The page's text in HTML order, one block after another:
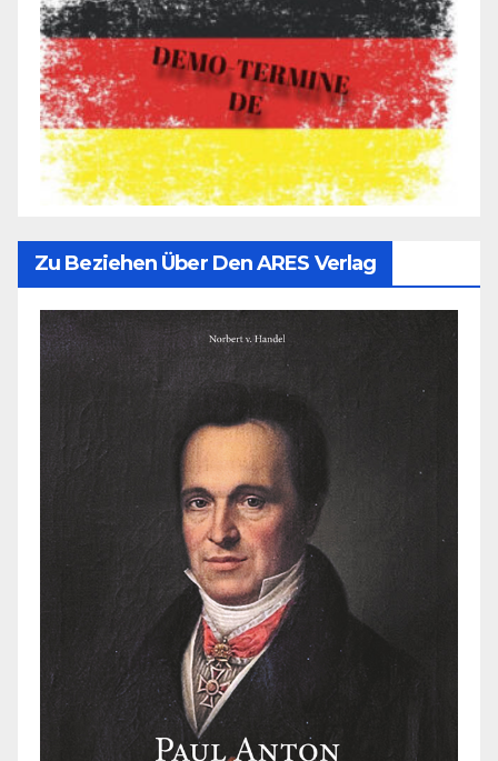
Zu Beziehen Über Den ARES Verlag